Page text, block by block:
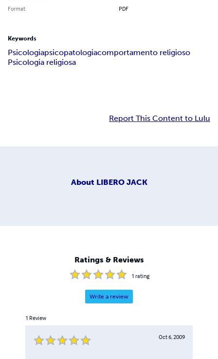
Format PDF
Keywords
Psicologiapsicopatologiacomportamento religioso
Psicologia religiosa
Report This Content to Lulu
About LIBERO JACK
Ratings & Reviews
1 rating
Write a review
1 Review
Oct 6, 2009